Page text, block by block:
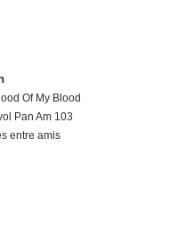
Of My Blood
Pan Am 103
entre amis